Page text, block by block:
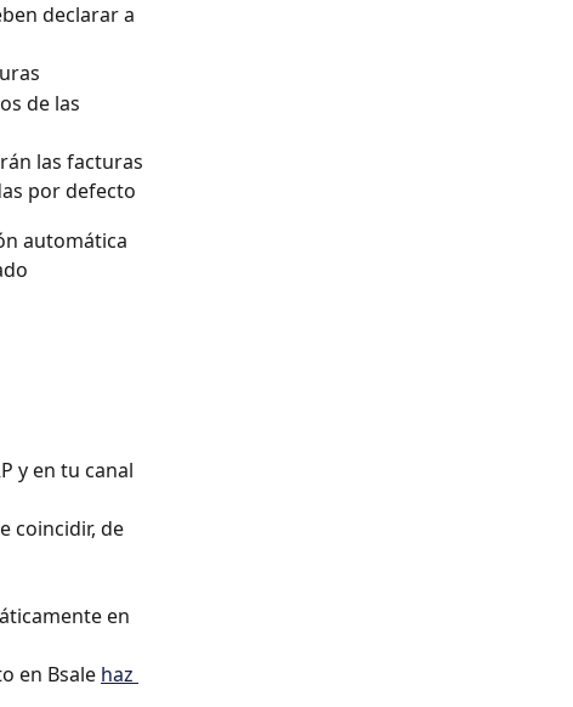
declarar a
de las
las facturas
por defecto
automática
y en tu canal
coincidir, de
en
en Bsale haz